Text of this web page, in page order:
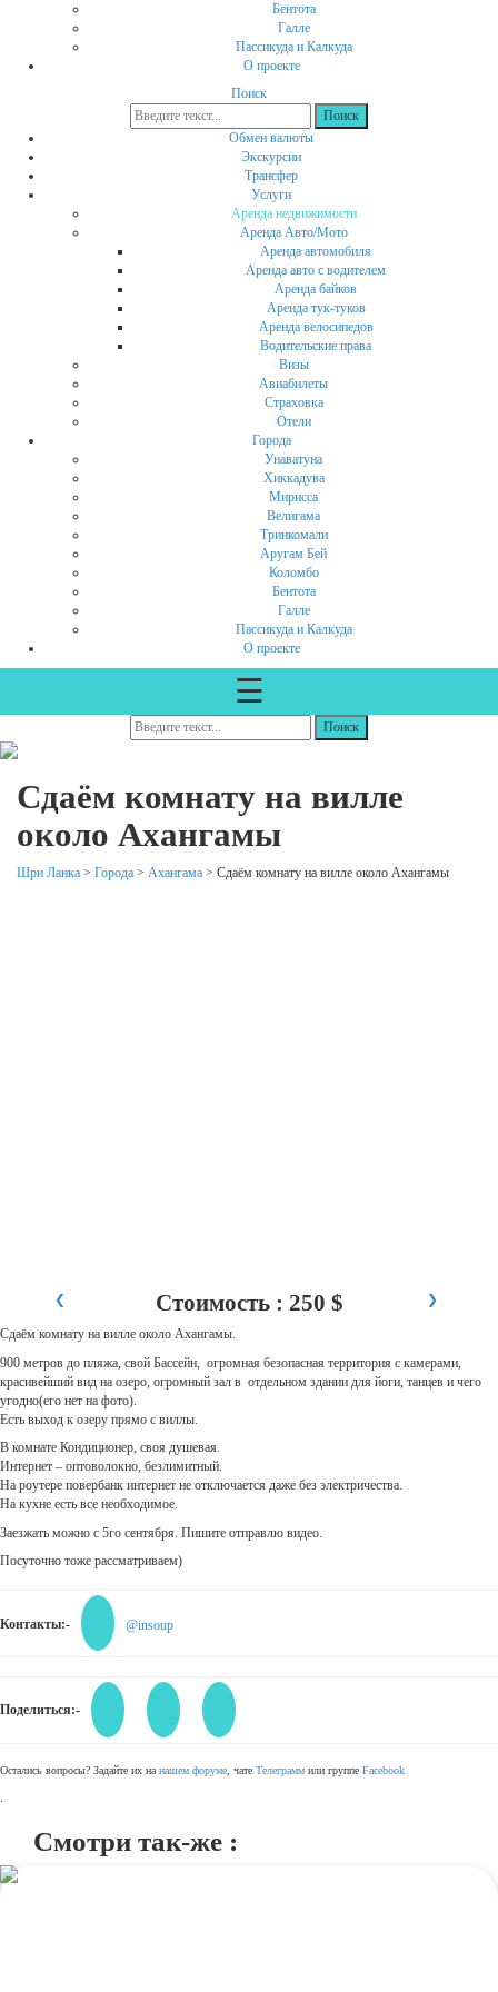
Бентота
Галле
Пассикуда и Калкуда
О проекте
Поиск
Обмен валюты
Экскурсии
Трансфер
Услуги
Аренда недвижимости
Аренда Авто/Мото
Аренда автомобиля
Аренда авто с водителем
Аренда байков
Аренда тук-туков
Аренда велосипедов
Водительские права
Визы
Авиабилеты
Страховка
Отели
Города
Унаватуна
Хиккадува
Мирисса
Велигама
Тринкомали
Аругам Бей
Коломбо
Бентота
Галле
Пассикуда и Калкуда
О проекте
☰
Сдаём комнату на вилле
около Ахангамы
Шри Ланка > Города > Ахангама > Сдаём комнату на вилле около Ахангамы
❮ ❯
Стоимость : 250 $
Сдаём комнату на вилле около Ахангамы.
900 метров до пляжа, свой Бассейн, огромная безопасная территория с камерами,
красивейший вид на озеро, огромный зал в отдельном здании для йоги, танцев и чего
угодно(его нет на фото).
Есть выход к озеру прямо с виллы.
В комнате Кондиционер, своя душевая.
Интернет – оптоволокно, безлимитный.
На роутере повербанк интернет не отключается даже без электричества.
На кухне есть все необходимое.
Заезжать можно с 5го сентября. Пишите отправлю видео.
Посуточно тоже рассматриваем)
Контакты:- @insoup
Поделиться:-
Остались вопросы? Задайте их на нашем форуме , чате Телеграмм или группе Facebook
Смотри так-же :